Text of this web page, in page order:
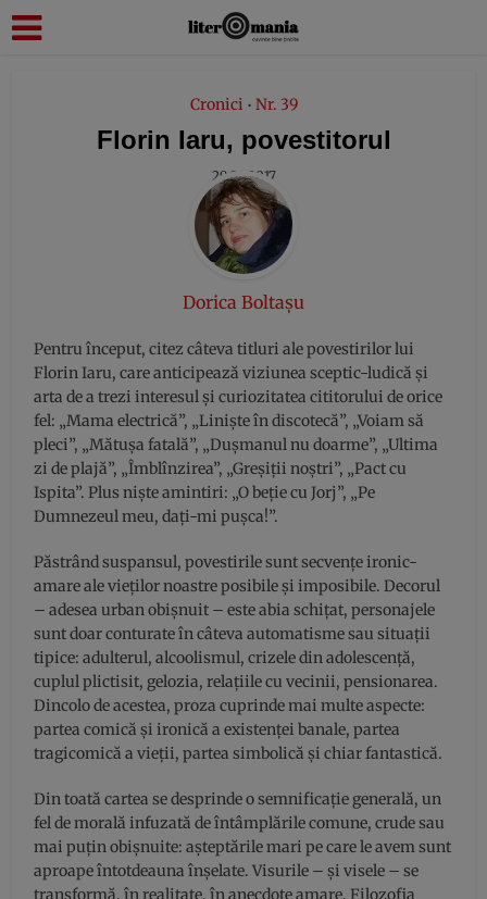
Cronici • Nr. 39
Florin Iaru, povestitorul
29.09.2017
Dorica Boltașu
Pentru început, citez câteva titluri ale povestirilor lui
Florin Iaru, care anticipează viziunea sceptic-ludică și
arta de a trezi interesul și curiozitatea cititorului de orice
fel: „Mama electrică”, „Liniște în discotecă”, „Voiam să
pleci”, „Mătușa fatală”, „Dușmanul nu doarme”, „Ultima
zi de plajă”, „Îmblînzirea”, „Greșiții noștri”, „Pact cu
Ispita”. Plus niște amintiri: „O beție cu Jorj”, „Pe
Dumnezeul meu, dați-mi pușca!”.
Păstrând suspansul, povestirile sunt secvențe ironic-
amare ale vieților noastre posibile și imposibile. Decorul
– adesea urban obișnuit – este abia schițat, personajele
sunt doar conturate în câteva automatisme sau situații
tipice: adulterul, alcoolismul, crizele din adolescență,
cuplul plictisit, gelozia, relațiile cu vecinii, pensionarea.
Dincolo de acestea, proza cuprinde mai multe aspecte:
partea comică și ironică a existenței banale, partea
tragicomică a vieții, partea simbolică și chiar fantastică.
Din toată cartea se desprinde o semnificație generală, un
fel de morală infuzată de întâmplările comune, crude sau
mai puțin obișnuite: așteptările mari pe care le avem sunt
aproape întotdeauna înșelate. Visurile – și visele – se
transformă, în realitate, în anecdote amare. Filozofia
modal-check